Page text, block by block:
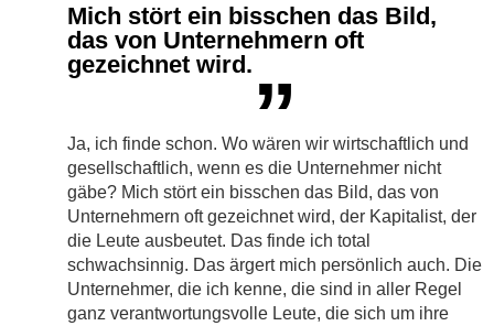
Mich stört ein bisschen das Bild,
das von Unternehmern oft
gezeichnet wird.”
Ja, ich finde schon. Wo wären wir wirtschaftlich und
gesellschaftlich, wenn es die Unternehmer nicht
gäbe? Mich stört ein bisschen das Bild, das von
Unternehmern oft gezeichnet wird, der Kapitalist, der
die Leute ausbeutet. Das finde ich total
schwachsinnig. Das ärgert mich persönlich auch. Die
Unternehmer, die ich kenne, die sind in aller Regel
ganz verantwortungsvolle Leute, die sich um ihre